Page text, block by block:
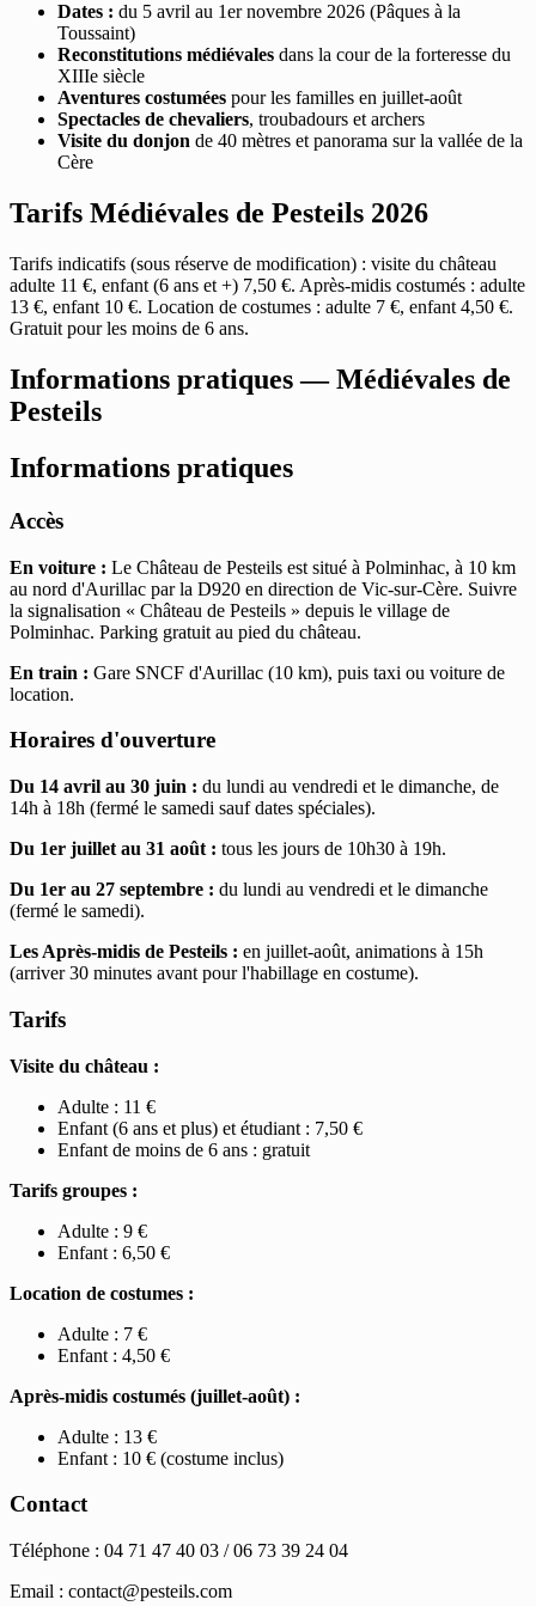
Dates : du 5 avril au 1er novembre 2026 (Pâques à la
Toussaint)
Reconstitutions médiévales dans la cour de la forteresse du
XIIIe siècle
Aventures costumées pour les familles en juillet-août
Spectacles de chevaliers, troubadours et archers
Visite du donjon de 40 mètres et panorama sur la vallée de la
Cère
Tarifs Médiévales de Pesteils 2026
Tarifs indicatifs (sous réserve de modification) : visite du château
adulte 11 €, enfant (6 ans et +) 7,50 €. Après-midis costumés : adulte
13 €, enfant 10 €. Location de costumes : adulte 7 €, enfant 4,50 €.
Gratuit pour les moins de 6 ans.
Informations pratiques — Médiévales de
Pesteils
Informations pratiques
Accès
En voiture : Le Château de Pesteils est situé à Polminhac, à 10 km
au nord d'Aurillac par la D920 en direction de Vic-sur-Cère. Suivre
la signalisation « Château de Pesteils » depuis le village de
Polminhac. Parking gratuit au pied du château.
En train : Gare SNCF d'Aurillac (10 km), puis taxi ou voiture de
location.
Horaires d'ouverture
Du 14 avril au 30 juin : du lundi au vendredi et le dimanche, de
14h à 18h (fermé le samedi sauf dates spéciales).
Du 1er juillet au 31 août : tous les jours de 10h30 à 19h.
Du 1er au 27 septembre : du lundi au vendredi et le dimanche
(fermé le samedi).
Les Après-midis de Pesteils : en juillet-août, animations à 15h
(arriver 30 minutes avant pour l'habillage en costume).
Tarifs
Visite du château :
Adulte : 11 €
Enfant (6 ans et plus) et étudiant : 7,50 €
Enfant de moins de 6 ans : gratuit
Tarifs groupes :
Adulte : 9 €
Enfant : 6,50 €
Location de costumes :
Adulte : 7 €
Enfant : 4,50 €
Après-midis costumés (juillet-août) :
Adulte : 13 €
Enfant : 10 € (costume inclus)
Contact
Téléphone : 04 71 47 40 03 / 06 73 39 24 04
Email : contact@pesteils.com